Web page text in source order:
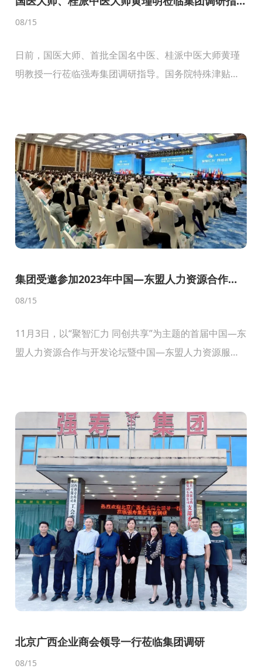
导
08/15
日前，国医大师、首批全国名中医、桂派中医大师黄瑾
明教授一行莅临强寿集团调研指导。国务院特殊津贴专
集团受邀参加2023年中国—东盟人力资源合作与
开发论坛暨中国—东盟人力资源服务博览会
08/15
11月3日，以“聚智汇力 同创共享”为主题的首届中国—东
盟人力资源合作与开发论坛暨中国—东盟人力资源服务
北京广西企业商会领导一行莅临集团调研
08/15